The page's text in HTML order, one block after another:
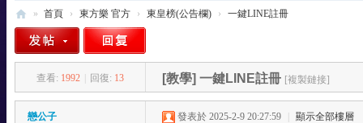
方
» 首頁 › 東方樂 官方 › 東皇榜(公告欄) › 一鍵LINE註冊
查看: 1992 回復: 13 [教學] 一鍵LINE註冊 [複製鏈接]
戀公子 發表於 2025-2-9 20:27:59 顯示全部樓層